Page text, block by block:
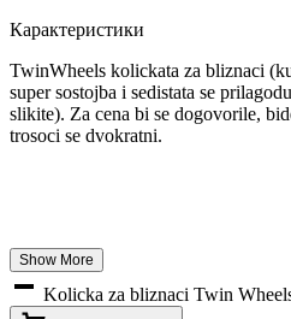
Карактеристики
TwinWheels kolickata za bliznaci
super sostojba i sedistata se
slikite). Za cena bi se dogovorile,
trosoci se dvokratni.
Show More
Kolicka za bliznaci Twin